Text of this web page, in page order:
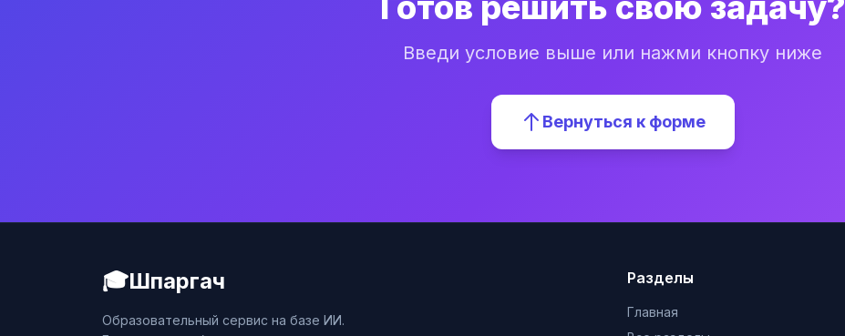
Введи условие выше или нажми кнопку ниже
Вернуться к форме
🎓Шпаргач
Образовательный сервис на базе ИИ.
Разделы
Главная